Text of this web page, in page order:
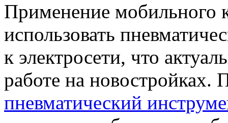
Применение мобильного
использовать
к электросети, что
работе на
пневматический